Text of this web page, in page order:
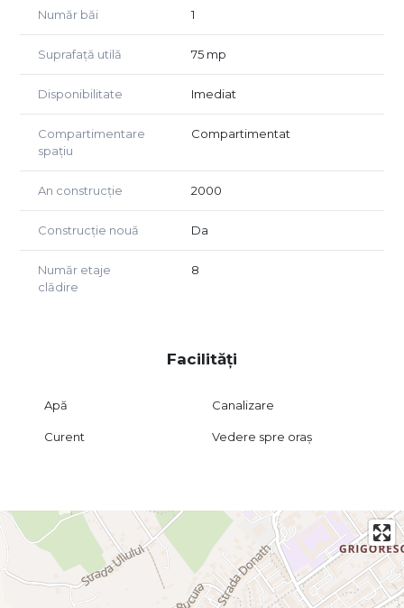
Număr băi 1
Suprafață utilă 75 mp
Disponibilitate Imediat
Compartimentare
spațiu
Compartimentat
An construcție 2000
Construcție nouă Da
Număr etaje
clădire
8
Facilități
Apă Canalizare
Curent Vedere spre oraș